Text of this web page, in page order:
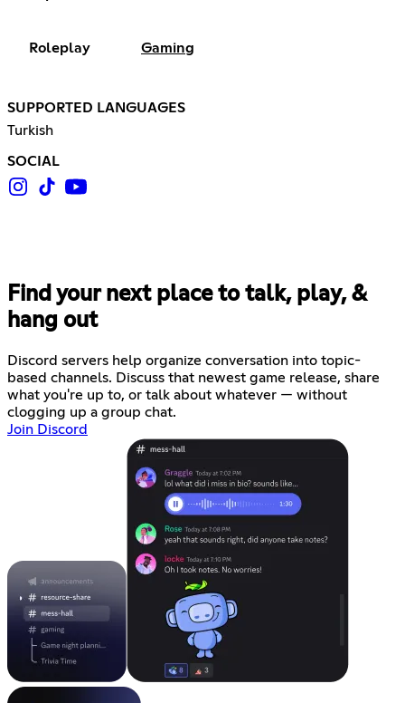
Roleplay Gaming
SUPPORTED LANGUAGES
Turkish
SOCIAL
Find your next place to talk, play, &
hang out
Discord servers help organize conversation into topic-
based channels. Discuss that newest game release, share
what you're up to, or talk about whatever — without
clogging up a group chat.
Join Discord